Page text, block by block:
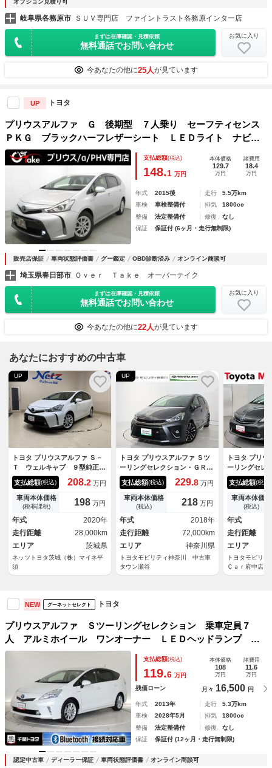
オプション見積り可
岐阜県各務原市 ＳＵＶ専門店 ファイントラスト各務原インター店
まずは在庫確認・見積依頼
無料通話でお問い合わせ
お気に入り
今あなたの他に25人が見ています
UP トヨタ
プリウスアルファ Ｇ 後期型 ７人乗り セーフティセンス
ＰＫＧ ブラックハーフレザーシート ＬＥＤライト ナビＢ
カメラ ブルートゥース レーダークルーズＣ プリクラッシ
ュセーフティ レーンキープアシスト オートハイビーム
支払総額(税込)
148.1 万円
本体価格
129.7
万円
諸費用
18.4
万円
年式 2015後 走行
5.5万km
車検
車検整備付 排気
1800cc
整備
法定整備付 修復
なし
保証
保証付 (6ヶ月・走行無制限)
販売店保証 車両状態評価書 グー鑑定 OBD診断済み オンライン商談可
埼玉県春日部市 Ｏｖｅｒ Ｔａｋｅ オーバーテイク
まずは在庫確認・見積依頼
無料通話でお問い合わせ
お気に入り
今あなたの他に22人が見ています
あなたにおすすめの中古車
UP
トヨタ プリウスアルファ Ｓ－
Ｔ ウェルキャブ ９型純正ナ
ビ フルセグＴＶ ブルートゥ
ース ＤＶＤ再生 リヤカメ
ラ ＥＴＣ ドライブレコーダ
ー スマートキー オートエア
コン クルーズコントロール
ＬＥＤライト セーフティセン
ス アルミホイール
支払総額(税込) 208.2 万円
車両本体価格
(税非課税) 198 万円
年式
2020年
走行距離
28,000km
エリア
茨城県
ネッツトヨタ茨城（株）マイネ平
須
UP
トヨタ プリウスアルファ Ｓツ
ーリングセレクション・ＧＲス
ポーツ トヨタ認定中古車ライ
ト ９インチ純正ナビ フルセ
グＴＶ バックカメラ ＥＴＣ
２．０ 前後ドライブレコーダ
ー スマートキー ＬＥＤヘッ
ドライト １８インチ純正アル
ミホイール
支払総額(税込) 229.8 万円
車両本体価格
(税込) 218 万円
年式
2018年
走行距離
72,000km
エリア
神奈川県
トヨタモビリティ神奈川 中古車
タウン瀬谷
トヨタ プリ
ーリングセレ
認定中古車
正ＨＤＤナ
ルセグＴＶ
ｈ バックモ
キー ドラレ
オーナー 踏
装置 ３列シ
支払総額(税込)
車両本体価格
(税込)
年式
走行距離
エリア
トヨタモビリ
Ｃａｒ府中店
NEW グーネットセレクト トヨタ
プリウスアルファ Ｓツーリングセレクション 乗車定員７
人 アルミホイール ワンオーナー ＬＥＤヘッドランプ キ
ーレス ＣＤ 盗難防止装置 ハイブリッド ＨＤＤナビ フ
支払総額(税込)
119.6 万円
本体価格
108
万円
諸費用
11.6
万円
残価ローン 月々 16,500 円
年式 2013年 走行
5.3万km
車検
2028年5月 排気
1800cc
整備
法定整備付 修復
なし
保証
保証付 (12ヶ月・走行無制限)
認定中古車 ディーラー保証 車両状態評価書 オンライン商談可